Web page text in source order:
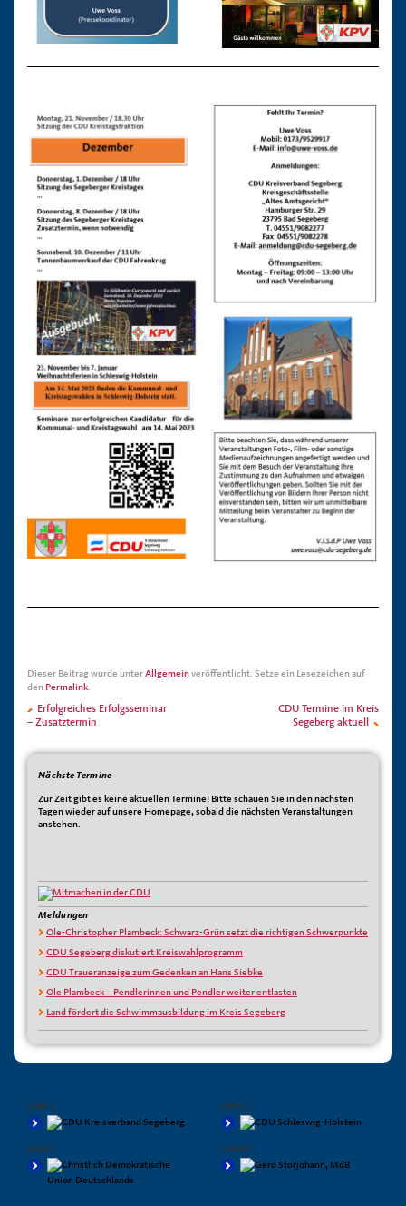
Dieser Beitrag wurde unterAllgemeinveröffentlicht. Setze ein Lesezeichen auf
den Permalink.
Erfolgreiches Erfolgsseminar
– Zusatztermin
CDU Termine im Kreis
Segeberg aktuell
Nächste Termine
Zur Zeit gibt es keine aktuellen Termine! Bitte schauen Sie in den nächsten
Tagen wieder auf unsere Homepage, sobald die nächsten Veranstaltungen
anstehen.
Meldungen
Ole-Christopher Plambeck: Schwarz-Grün setzt die richtigen Schwerpunkte
CDU Segeberg diskutiert Kreiswahlprogramm
CDU Traueranzeige zum Gedenken an Hans Siebke
Ole Plambeck – Pendlerinnen und Pendler weiter entlasten
Land fördert die Schwimmausbildung im Kreis Segeberg
Liste 1 Liste 2
Liste 3 Liste 4